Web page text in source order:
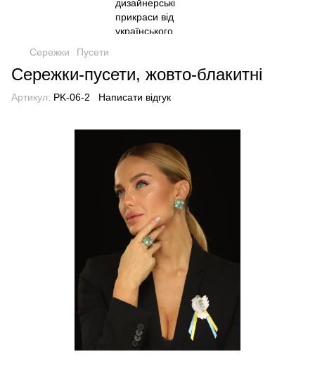
Сережки Пусети
Сережки-пусети, жовто-блакитні
Артикул: PK-06-2 Написати відгук